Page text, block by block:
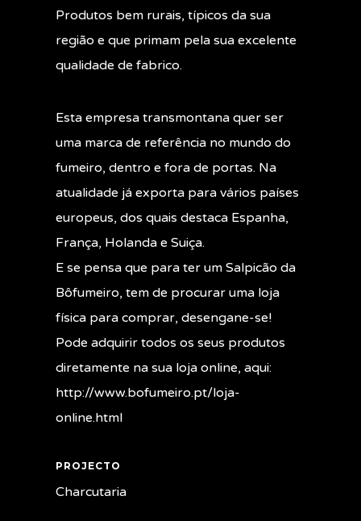
Produtos bem rurais, típicos da sua
região e que primam pela sua excelente
qualidade de fabrico.
Esta empresa transmontana quer ser
uma marca de referência no mundo do
fumeiro, dentro e fora de portas. Na
atualidade já exporta para vários países
europeus, dos quais destaca Espanha,
França, Holanda e Suiça.
E se pensa que para ter um Salpicão da
Bôfumeiro, tem de procurar uma loja
física para comprar, desengane-se!
Pode adquirir todos os seus produtos
diretamente na sua loja online, aqui:
http://www.bofumeiro.pt/loja-
online.html
PROJECTO
Charcutaria